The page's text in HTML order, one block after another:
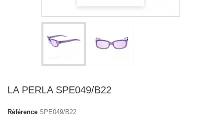
LA PERLA SPE049/B22
Référence SPE049/B22